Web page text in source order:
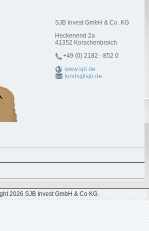
SJB Invest GmbH & Co. KG
Heckenend 2a
41352 Korschenbroich
+49 (0) 2182 - 852 0
www.sjb.de
fonds@sjb.de
2026 SJB Invest GmbH & Co KG.